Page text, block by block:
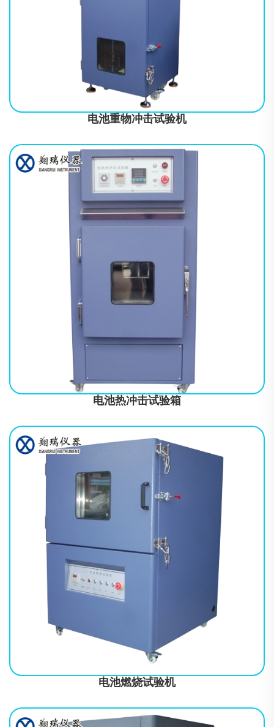
离子蓄电池总规范》； UN38.3《锂电池及电池组测试标准规
章》；GB 31241-2014《便携式电子产品用锂离子电池和电
电池重物冲击试验机
主要技术指标产品型号TL-B625内箱尺寸
400×400×450mm（W*D*H）外箱尺寸
650×510×1280mm（W*D*H）温度范围常温+10℃～200℃温度显
示精度0.1℃温度稳定度±1.0
电池热冲击试验箱
符合标准UL2272-2016、UL2271-2013、GB/T31241-2014、
GB/T18287-2013、GB/T8897.4-2008、YD/T2344.1-2011、GB/T
电池燃烧试验机